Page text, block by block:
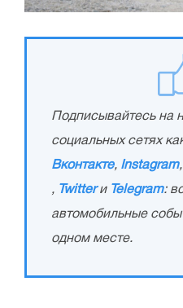
Подписывайтесь на
социальных сетях
Вконтакте, Instagram,
, Twitterи Telegram:
автомобильные
одном месте.